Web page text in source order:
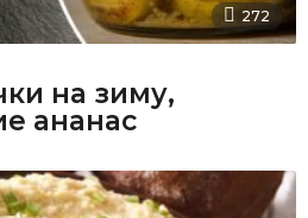
272
на зиму,
ананас